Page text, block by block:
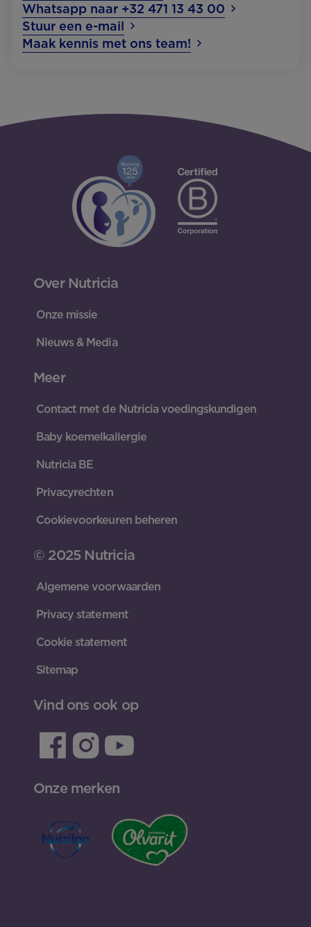
Whatsapp naar +32 471 13 43 00
Stuur een e-mail
Maak kennis met ons team!
Over Nutricia
Onze missie
Nieuws & Media
Meer
Contact met de Nutricia voedingskundigen
Baby koemelkallergie
Nutricia BE
Privacyrechten
Cookievoorkeuren beheren
© 2025 Nutricia
Algemene voorwaarden
Privacy statement
Cookie statement
Sitemap
Vind ons ook op
Onze merken